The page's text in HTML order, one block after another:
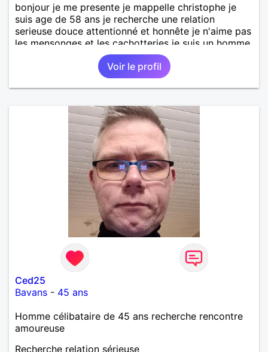
bonjour je me presente je mappelle christophe je
suis age de 58 ans je recherche une relation
serieuse douce attentionné et honnête je n'aime pas
les mensonges et les cachotteries je suis un homme
sensible doux câlin et franc. PS je n'habite pas à
Marseille mes fans de l'équipe de l'OM je suis du
département de la Nièvre 58
Voir le profil
Ced25
Bavans - 45 ans
Homme célibataire de 45 ans recherche rencontre
amoureuse
Recherche relation sérieuse